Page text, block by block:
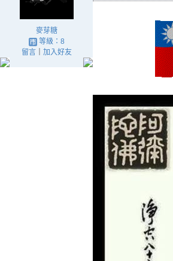
麥芽糖
等級：8
留言｜ 加入好友